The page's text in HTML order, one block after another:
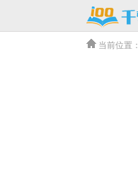
当前位置：